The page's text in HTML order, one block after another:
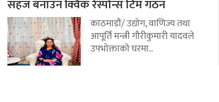
सहज बनाउन क्विक रेस्पोन्स टिम गठन
काठमाडौं/ उद्योग, वाणिज्य तथा
आपूर्ति मन्त्री गौरीकुमारी यादवले
उपभोक्ताको घरमा...